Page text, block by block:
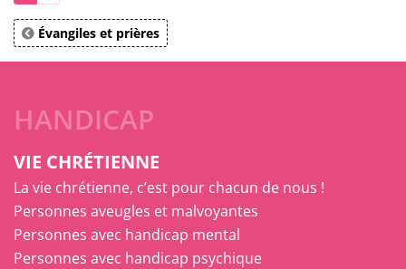
Évangiles et prières
HANDICAP
VIE CHRÉTIENNE
La vie chrétienne, c’est pour chacun de nous !
Personnes aveugles et malvoyantes
Personnes avec handicap mental
Personnes avec handicap psychique